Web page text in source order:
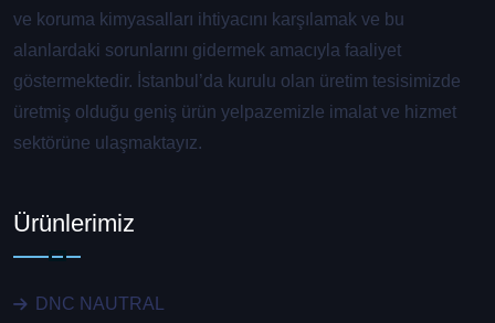
ve koruma kimyasalları ihtiyacını karşılamak ve bu
alanlardaki sorunlarını gidermek amacıyla faaliyet
göstermektedir. İstanbul’da kurulu olan üretim tesisimizde
üretmiş olduğu geniş ürün yelpazemizle imalat ve hizmet
sektörüne ulaşmaktayız.
Ürünlerimiz
DNC NAUTRAL